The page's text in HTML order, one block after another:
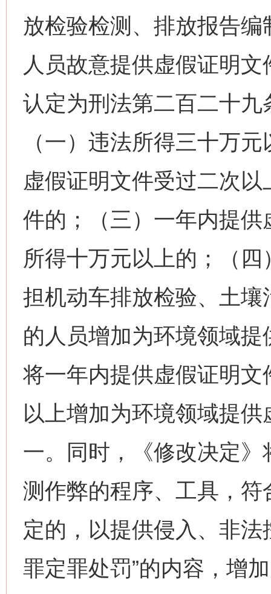
放检验检测、排放报告
人员故意提供虚假证明
认定为刑法第二百二十九
（一）违法所得三十万
虚假证明文件受过二次
件的；（三）一年内提
所得十万元以上的；（
担机动车排放检验、土
的人员增加为环境领域
将一年内提供虚假证明
以上增加为环境领域提
一。同时，《修改决定》
测作弊的程序、工具，
定的，以提供侵入、非
罪定罪处罚”的内容，增